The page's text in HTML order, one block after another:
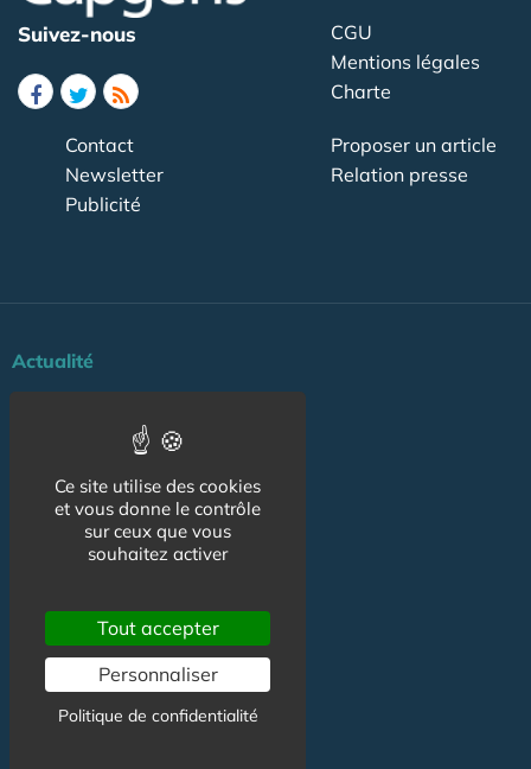
Suivez-nous
CGU
Mentions légales
Charte
Contact
Newsletter
Publicité
Proposer un article
Relation presse
Actualité
Résidences Service
Liens Utiles
Services à la personne
Bien-être
Emploi & formation
Professionnels
Ce site utilise des cookies
et vous donne le contrôle
sur ceux que vous
souhaitez activer
Tout accepter
Personnaliser
Politique de confidentialité